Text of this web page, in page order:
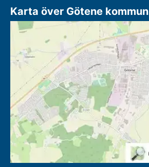
Karta över Götene kommun